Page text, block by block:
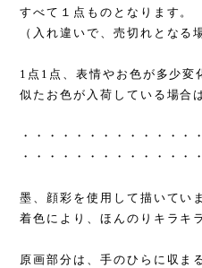
すべて１点ものとなります。
（入れ違いで、売切れとなる
1点1点、表情やお色が多少変
似たお色が入荷している場合
・・・・・・・・・・・・・
・・・・・・・・・・・・・
墨、顔彩を使用して描いてい
着色により、ほんのりキラキ
原画部分は、手のひらに収ま